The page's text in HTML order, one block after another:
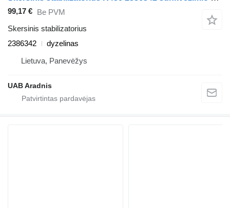
99,17 € Be PVM
Skersinis stabilizatorius
2386342
dyzelinas
Lietuva, Panevėžys
UAB Aradnis